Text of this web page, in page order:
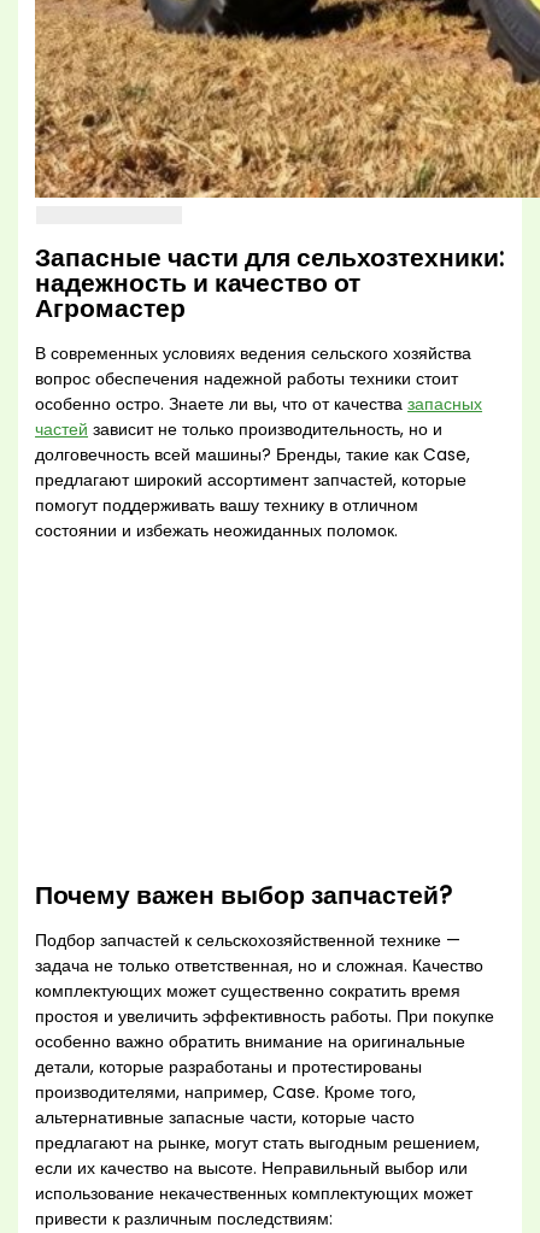
Запасные части для сельхозтехники:
надежность и качество от
Агромастер
В современных условиях ведения сельского хозяйства
вопрос обеспечения надежной работы техники стоит
особенно остро. Знаете ли вы, что от качествазапасных
частей зависит не только производительность, но и
долговечность всей машины? Бренды, такие как Case,
предлагают широкий ассортимент запчастей, которые
помогут поддерживать вашу технику в отличном
состоянии и избежать неожиданных поломок.
Почему важен выбор запчастей?
Подбор запчастей к сельскохозяйственной технике —
задача не только ответственная, но и сложная. Качество
комплектующих может существенно сократить время
простоя и увеличить эффективность работы. При покупке
особенно важно обратить внимание на оригинальные
детали, которые разработаны и протестированы
производителями, например, Case. Кроме того,
альтернативные запасные части, которые часто
предлагают на рынке, могут стать выгодным решением,
если их качество на высоте. Неправильный выбор или
использование некачественных комплектующих может
привести к различным последствиям: